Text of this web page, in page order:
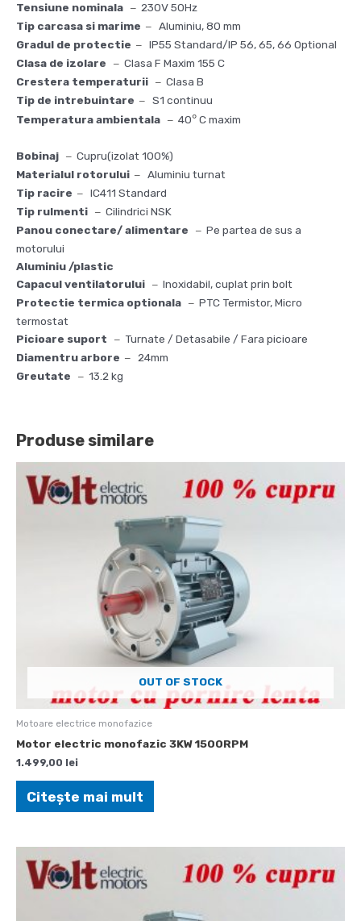
Tensiune nominala – 230V 50Hz
Tip carcasa si marime – Aluminiu, 80 mm
Gradul de protectie – IP55 Standard/IP 56, 65, 66 Optional
Clasa de izolare
– Clasa F Maxim 155 C
Crestera temperaturii – Clasa B
Tip de intrebuintare – S1 continuu
Temperatura ambientala – 40°C maxim
Bobinaj – Cupru(izolat 100%)
Materialul rotorului – Aluminiu turnat
Tip racire – IC411 Standard
Tip rulmenti – Cilindrici NSK
Panou conectare/ alimentare
– Pe partea de sus a
motorului
Aluminiu /plastic
Capacul ventilatorului – Inoxidabil, cuplat prin bolt
Protectie termica optionala – PTC Termistor, Micro
termostat
Picioare suport
– Turnate / Detasabile / Fara picioare
Diamentru arbore –
24mm
Greutate
– 13.2 kg
Produse similare
OUT OF STOCK
Motoare electrice monofazice
Motor electric monofazic 3KW 1500RPM
1.499,00 lei
Citește mai mult